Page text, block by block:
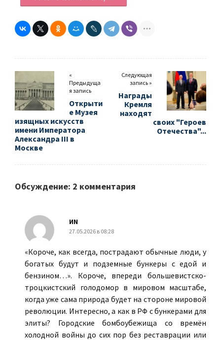
«
Предыдуща
я запись
Открыти
е Музея
изящных искусств
имени Императора
Александра III в
Москве
Следующая
запись »
Награды
Кремля
находят
своих "Героев
Отечества"...
Обсуждение: 2 комментария
ИN
27.05.2026 в 08:28
«Короче, как всегда, пострадают обычные люди, у
богатых будут и подземные бункеры с едой и
бензином…». Короче, впереди большевистско-
троцкистский голодомор в мировом масштабе,
когда уже сама природа будет на стороне мировой
революции. Интересно, а как в РФ с бункерами для
элиты? Городские бомбоубежища со времëн
холодной войны до сих пор без реставрации или